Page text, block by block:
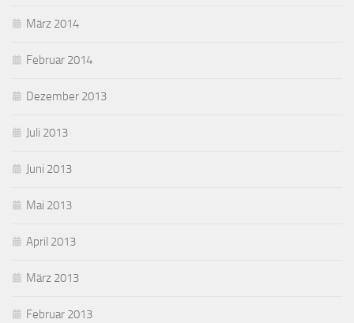
März 2014
Februar 2014
Dezember 2013
Juli 2013
Juni 2013
Mai 2013
April 2013
März 2013
Februar 2013